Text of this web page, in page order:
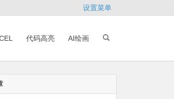
设置菜单
代码高亮 AI绘画